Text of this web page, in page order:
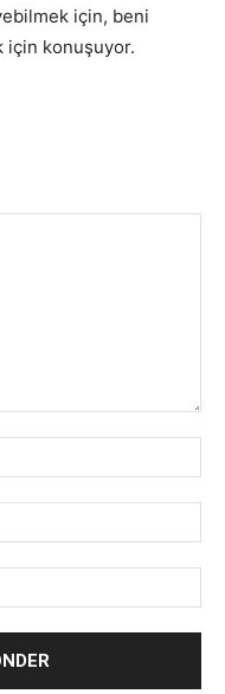
için, beni
için konuşuyor.